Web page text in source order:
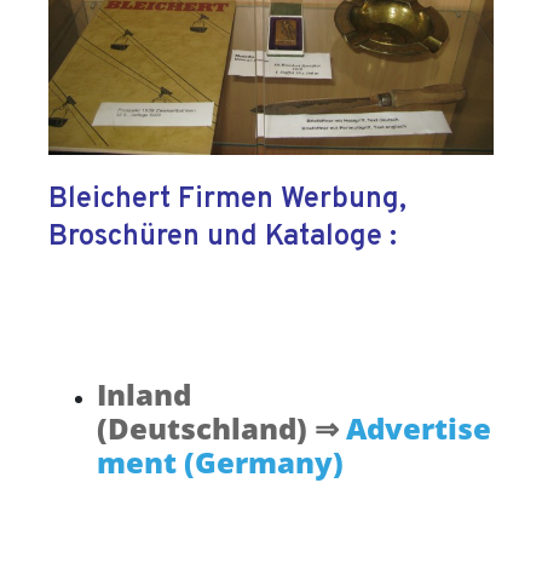
Bleichert Firmen Werbung,
Broschüren und Kataloge :
Inland
(Deutschland) ⇒Advertise
ment (Germany)